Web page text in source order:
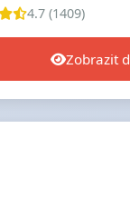
4.7 (1409)
Zobrazit